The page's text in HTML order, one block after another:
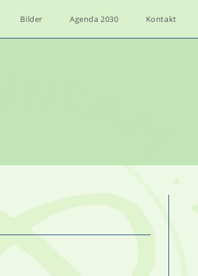
Bilder Agenda 2030 Kontakt